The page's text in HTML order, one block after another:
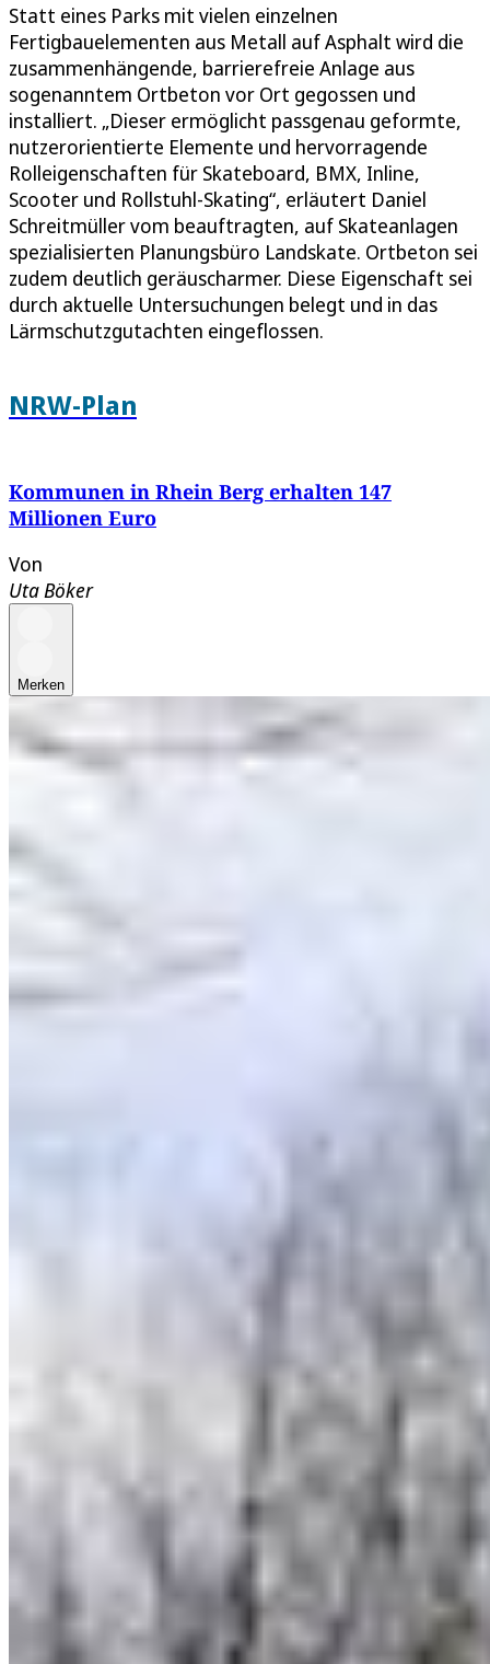
Statt eines Parks mit vielen einzelnen
Fertigbauelementen aus Metall auf Asphalt wird die
zusammenhängende, barrierefreie Anlage aus
sogenanntem Ortbeton vor Ort gegossen und
installiert. „Dieser ermöglicht passgenau geformte,
nutzerorientierte Elemente und hervorragende
Rolleigenschaften für Skateboard, BMX, Inline,
Scooter und Rollstuhl-Skating“, erläutert Daniel
Schreitmüller vom beauftragten, auf Skateanlagen
spezialisierten Planungsbüro Landskate. Ortbeton sei
zudem deutlich geräuscharmer. Diese Eigenschaft sei
durch aktuelle Untersuchungen belegt und in das
Lärmschutzgutachten eingeflossen.
NRW-Plan
Kommunen in Rhein Berg erhalten 147
Millionen Euro
Von
Uta Böker
Merken